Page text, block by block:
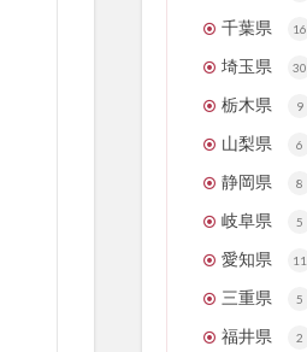
千葉県 16
埼玉県 30
栃木県 9
山梨県 6
静岡県 8
岐阜県 5
愛知県 11
三重県 5
福井県 2